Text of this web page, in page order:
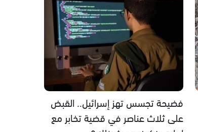
فضيحة تجسس تهز إسرائيل.. القبض
على ثلاث عناصر في قضية تخابر مع